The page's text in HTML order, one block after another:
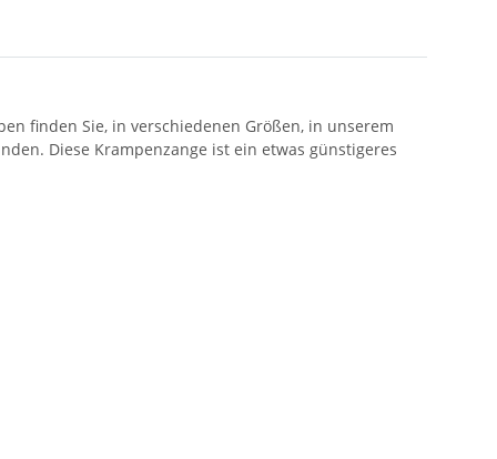
finden Sie, in verschiedenen Größen, in unserem
Diese Krampenzange ist ein etwas günstigeres